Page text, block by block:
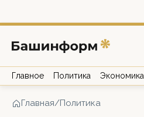
Главное Политика Экономика
Главная/Политика